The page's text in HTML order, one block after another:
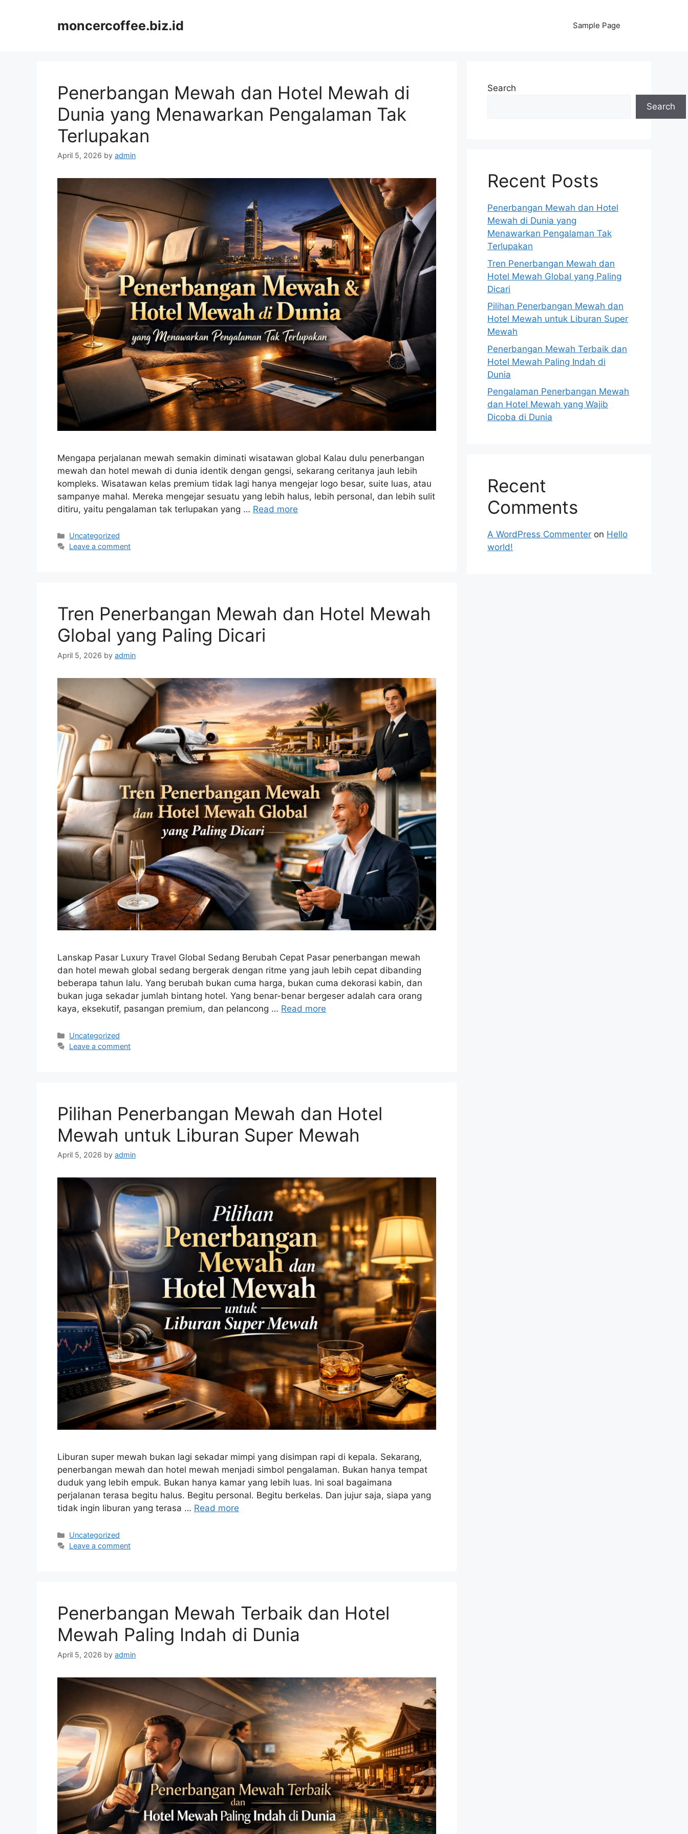
moncercoffee.biz.id Sample Page
Penerbangan Mewah dan Hotel Mewah di
Dunia yang Menawarkan Pengalaman Tak
Terlupakan
April 5, 2026 by admin
Mengapa perjalanan mewah semakin diminati wisatawan global Kalau dulu penerbangan
mewah dan hotel mewah di dunia identik dengan gengsi, sekarang ceritanya jauh lebih
kompleks. Wisatawan kelas premium tidak lagi hanya mengejar logo besar, suite luas, atau
sampanye mahal. Mereka mengejar sesuatu yang lebih halus, lebih personal, dan lebih sulit
ditiru, yaitu pengalaman tak terlupakan yang … Read more
Categories
Uncategorized
Leave a comment
Tren Penerbangan Mewah dan Hotel Mewah
Global yang Paling Dicari
April 5, 2026 by admin
Lanskap Pasar Luxury Travel Global Sedang Berubah Cepat Pasar penerbangan mewah
dan hotel mewah global sedang bergerak dengan ritme yang jauh lebih cepat dibanding
beberapa tahun lalu. Yang berubah bukan cuma harga, bukan cuma dekorasi kabin, dan
bukan juga sekadar jumlah bintang hotel. Yang benar-benar bergeser adalah cara orang
kaya, eksekutif, pasangan premium, dan pelancong … Read more
Categories
Uncategorized
Leave a comment
Pilihan Penerbangan Mewah dan Hotel
Mewah untuk Liburan Super Mewah
April 5, 2026 by admin
Liburan super mewah bukan lagi sekadar mimpi yang disimpan rapi di kepala. Sekarang,
penerbangan mewah dan hotel mewah menjadi simbol pengalaman. Bukan hanya tempat
duduk yang lebih empuk. Bukan hanya kamar yang lebih luas. Ini soal bagaimana
perjalanan terasa begitu halus. Begitu personal. Begitu berkelas. Dan jujur saja, siapa yang
tidak ingin liburan yang terasa … Read more
Categories
Uncategorized
Leave a comment
Penerbangan Mewah Terbaik dan Hotel
Mewah Paling Indah di Dunia
April 5, 2026 by admin
Search
Search
Recent Posts
Penerbangan Mewah dan Hotel
Mewah di Dunia yang
Menawarkan Pengalaman Tak
Terlupakan
Tren Penerbangan Mewah dan
Hotel Mewah Global yang Paling
Dicari
Pilihan Penerbangan Mewah dan
Hotel Mewah untuk Liburan Super
Mewah
Penerbangan Mewah Terbaik dan
Hotel Mewah Paling Indah di
Dunia
Pengalaman Penerbangan Mewah
dan Hotel Mewah yang Wajib
Dicoba di Dunia
Recent
Comments
A WordPress Commenter on Hello
world!